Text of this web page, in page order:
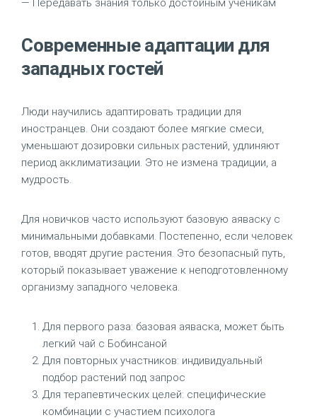
— Передавать знания только достойным ученикам
Современные адаптации для
западных гостей
Люди научились адаптировать традиции для
иностранцев. Они создают более мягкие смеси,
уменьшают дозировки сильных растений, удлиняют
период акклиматизации. Это не измена традиции, а
мудрость.
Для новичков часто используют базовую аяваску с
минимальными добавками. Постепенно, если человек
готов, вводят другие растения. Это безопасный путь,
который показывает уважение к неподготовленному
организму западного человека.
Для первого раза: базовая аяваска, может быть
легкий чай с Бобинсаной
Для повторных участников: индивидуальный
подбор растений под запрос
Для терапевтических целей: специфические
комбинации с участием психолога